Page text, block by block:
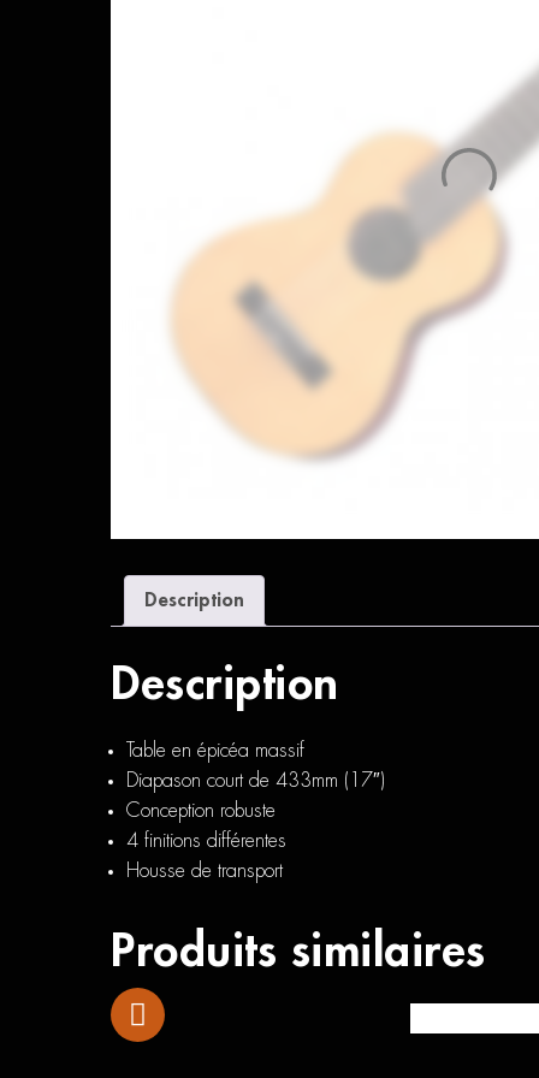
Description
Description
Table en épicéa massif
Diapason court de 433mm (17″)
Conception robuste
4 finitions différentes
Housse de transport
Produits similaires